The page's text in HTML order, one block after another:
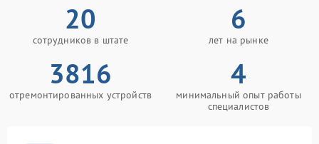
20
сотрудников в штате
6
лет на рынке
3816
отремонтированных устройств
4
минимальный опыт работы
специалистов